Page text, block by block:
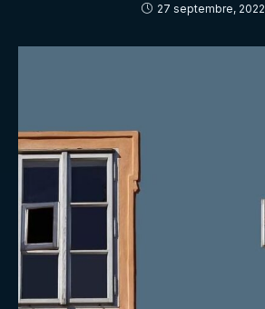
27 septembre, 2022